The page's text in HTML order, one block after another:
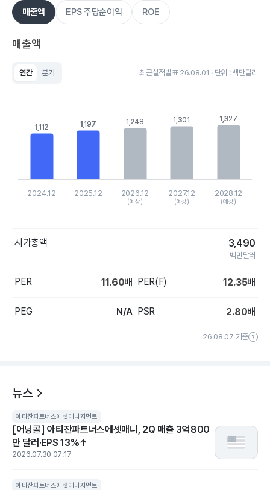
매출액 EPS 주당순이익 ROE
매출액
연간 분기 최근실적발표 26.08.01 · 단위 : 백만달러
The chart has 1 X axis displaying categories.
The chart has 1 Y axis displaying values. Data ranges from
1,112
1,112 1,197
1,197 1,248
1,248 1,301
1,301 1,327
1,327
2024.12 2025.12 2026.12
(예상)
2027.12
(예상)
2028.12
(예상)
시가총액 3,490
백만달러
PER 11.60배 PER(F) 12.35배
PEG N/A PSR 2.80배
26.08.07 기준
뉴스
아티잔파트너스에셋매니지먼트
[어닝콜] 아티잔파트너스에셋매니, 2Q 매출 3억800
만 달러·EPS 13%↑
2026.07.30 07:17
아티잔파트너스에셋매니지먼트